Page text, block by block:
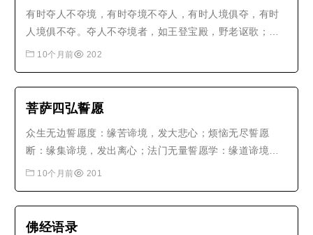
有时夺人不夺境，有时夺境不夺人，有时人境俱夺，有时
人境俱不夺。夺人不夺境者，如王登宝殿，野老讴歌；夺
境不夺人者，如王令已行，遍臣奉旨；人境俱夺者，如并
法。学人若能于此透得，方知临济门..
10个月前 202
菩萨四弘誓愿
众生无边誓愿度：缘苦谛境，发大悲心；烦恼无尽誓愿
断：缘集谛境，发出离心；法门无量誓愿学：缘道谛境，
发求法心；佛道无上誓愿成：缘灭谛境，发菩提心。此四
人，当时时提撕，刻刻不忘，方名真..
10个月前 201
佛经语录